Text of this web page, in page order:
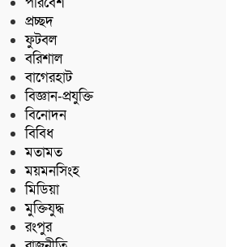
প্রচ্ছদ
ফুটবল
বরিশাল
বাগেরহাট
বিজ্ঞান-প্রযুক্তি
বিনোদন
বিবিধ
মতামত
ময়মনসিংহ
মিডিয়া
মুক্তিযুদ্ধ
রংপুর